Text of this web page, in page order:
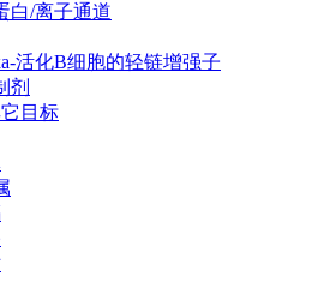
白/离子通道
活化B细胞的轻链增强子
剂
目标